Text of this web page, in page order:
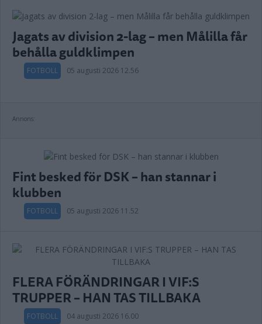
Jagats av division 2-lag – men Målilla får
behålla guldklimpen
FOTBOLL 05 augusti 2026 12.56
Annons:
Fint besked för DSK – han stannar i
klubben
FOTBOLL 05 augusti 2026 11.52
FLERA FÖRÄNDRINGAR I VIF:S
TRUPPER – HAN TAS TILLBAKA
FOTBOLL 04 augusti 2026 16.00